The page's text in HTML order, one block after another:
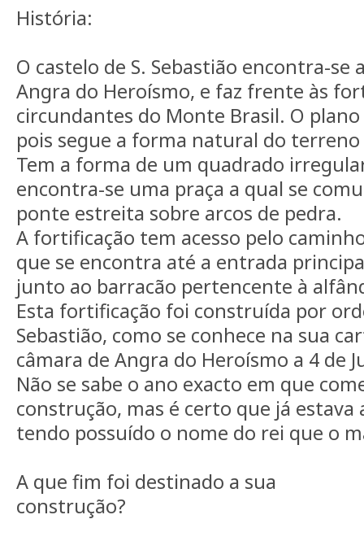
História:
O castelo de S. Sebastião encontra-se
Angra do Heroísmo, e faz frente às
circundantes do Monte Brasil. O
pois segue a forma natural do
Tem a forma de um quadrado
encontra-se uma praça a qual se
ponte estreita sobre arcos de pedra.
A fortificação tem acesso pelo
que se encontra até a entrada
junto ao barracão pertencente à
Esta fortificação foi construída por
Sebastião, como se conhece na sua
câmara de Angra do Heroísmo a 4 de
Não se sabe o ano exacto em que
construção, mas é certo que já estava
tendo possuído o nome do rei que o
A que fim foi destinado a sua
construção?